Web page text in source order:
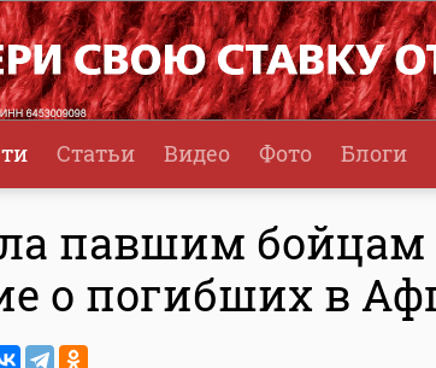
Статьи Видео Фото Блоги
павшим бойцам
о погибших в